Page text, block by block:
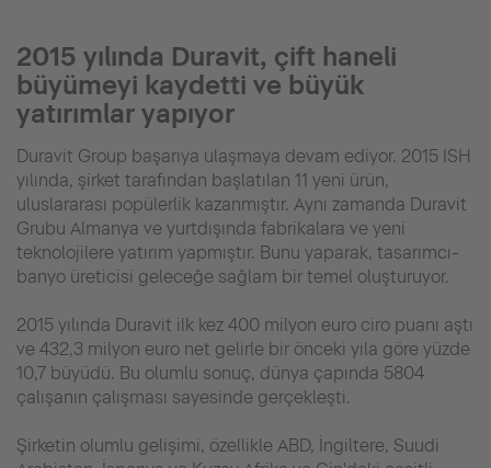
2015 yılında Duravit, çift haneli
büyümeyi kaydetti ve büyük
yatırımlar yapıyor
Duravit Group başarıya ulaşmaya devam ediyor. 2015 ISH
yılında, şirket tarafından başlatılan 11 yeni ürün,
uluslararası popülerlik kazanmıştır. Aynı zamanda Duravit
Grubu Almanya ve yurtdışında fabrikalara ve yeni
teknolojilere yatırım yapmıştır. Bunu yaparak, tasarımcı-
banyo üreticisi geleceğe sağlam bir temel oluşturuyor.
2015 yılında Duravit ilk kez 400 milyon euro ciro puanı aştı
ve 432,3 milyon euro net gelirle bir önceki yıla göre yüzde
10,7 büyüdü. Bu olumlu sonuç, dünya çapında 5804
çalışanın çalışması sayesinde gerçekleşti.
Şirketin olumlu gelişimi, özellikle ABD, İngiltere, Suudi